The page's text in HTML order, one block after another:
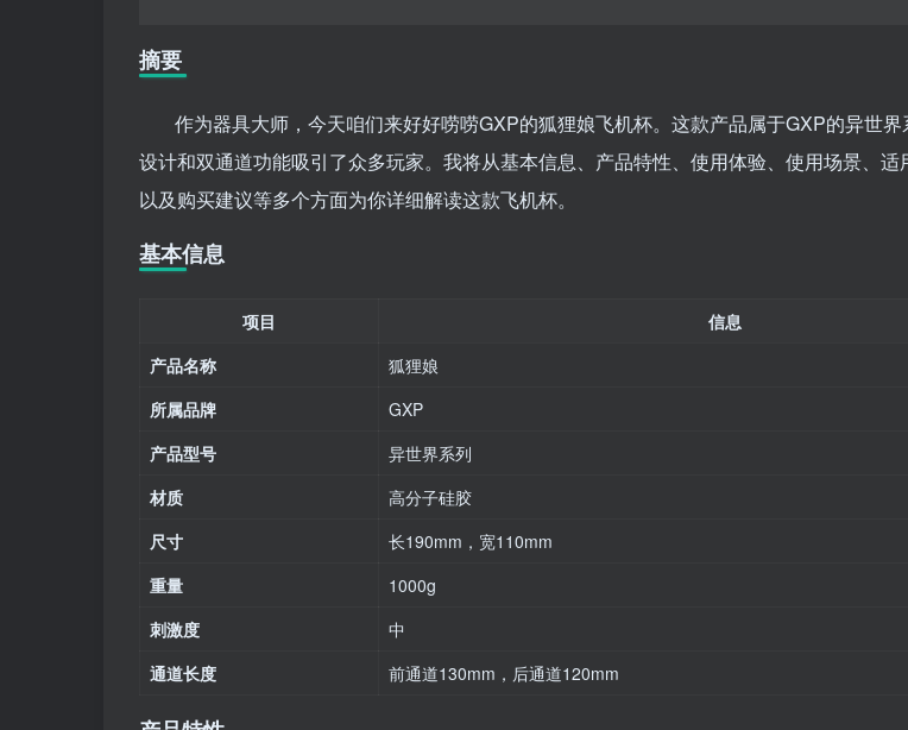
摘要
作为器具大师，今天咱们来好好唠唠GXP的狐狸娘飞机杯。这款产品属于GXP的异世
设计和双通道功能吸引了众多玩家。我将从基本信息、产品特性、使用体验、使用场景、
以及购买建议等多个方面为你详细解读这款飞机杯。
基本信息
项目
信息
产品名称
狐狸娘
所属品牌
GXP
产品型号
异世界系列
材质
高分子硅胶
尺寸
长190mm，宽110mm
重量
1000g
刺激度
中
通道长度
前通道130mm，后通道120mm